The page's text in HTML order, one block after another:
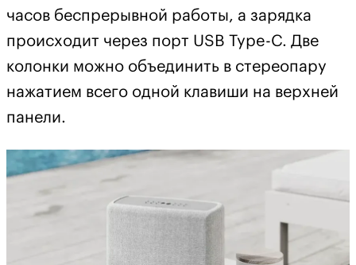
часов беспрерывной работы, а зарядка
происходит через порт USB Type-C. Две
колонки можно объединить в стереопару
нажатием всего одной клавиши на верхней
панели.